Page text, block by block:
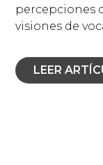
percepciones
visiones de
LEER